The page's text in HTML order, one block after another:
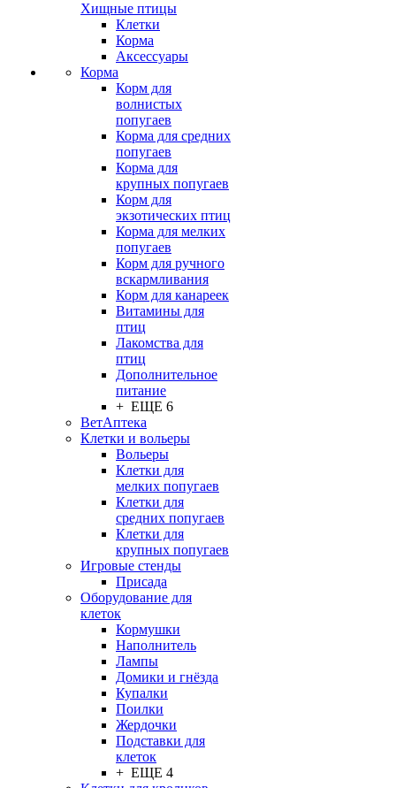
Хищные птицы
Клетки
Корма
Аксессуары
Корма
Корм для
волнистых
попугаев
Корма для средних
попугаев
Корма для
крупных попугаев
Корм для
экзотических птиц
Корма для мелких
попугаев
Корм для ручного
вскармливания
Корм для канареек
Витамины для
птиц
Лакомства для
птиц
Дополнительное
питание
+ ЕЩЕ 6
ВетАптека
Клетки и вольеры
Вольеры
Клетки для
мелких попугаев
Клетки для
средних попугаев
Клетки для
крупных попугаев
Игровые стенды
Присада
Оборудование для
клеток
Кормушки
Наполнитель
Лампы
Домики и гнёзда
Купалки
Поилки
Жердочки
Подставки для
клеток
+ ЕЩЕ 4